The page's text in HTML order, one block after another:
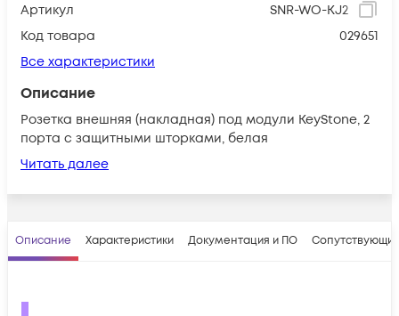
Артикул
SNR-WO-KJ2
Код товара
029651
Все характеристики
Описание
Розетка внешняя (накладная) под модули KeyStone, 2
порта с защитными шторками, белая
Читать далее
Описание Характеристики Документация и ПО